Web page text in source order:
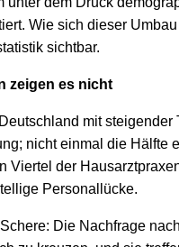
Wie sich dieser
sichtbar.
zeigen es nicht
mit steigender
nicht einmal die Hälfte
Viertel der
Personallücke.
Die Nachfrage